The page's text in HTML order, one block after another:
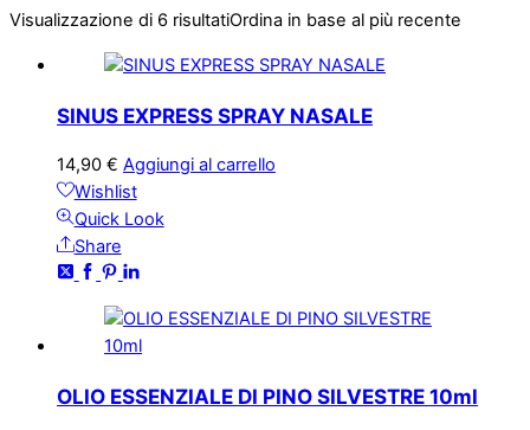
Visualizzazione di 6 risultatiOrdina in base al più recente
SINUS EXPRESS SPRAY NASALE
14,90 € Aggiungi al carrello
Wishlist
Quick Look
Share
OLIO ESSENZIALE DI PINO SILVESTRE 10ml